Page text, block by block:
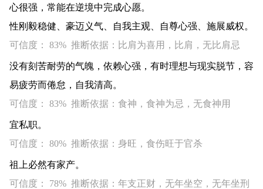
心很强，常能在逆境中完成心愿。
性刚毅稳健、豪迈义气、自我主观、自尊心强、施展威权。
可信度： 83% 推断依据：比肩为喜用，比肩，无比肩忌
没有刻苦耐劳的气魄，依赖心强，有时理想与现实脱节，容
易疲劳而倦怠，自我清高。
可信度： 83% 推断依据：食神，食神为忌，无食神用
宜私职。
可信度： 80% 推断依据：身旺，食伤旺于官杀
祖上必然有家产。
可信度： 78% 推断依据：年支正财，无年坐空，无年坐刑